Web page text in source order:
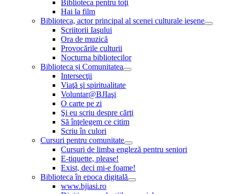
Biblioteca pentru toţi
Hai la film
Biblioteca, actor principal al scenei culturale ieşene
Scriitorii Iaşului
Ora de muzică
Provocările culturii
Nocturna bibliotecilor
Biblioteca și Comunitatea
Intersecţii
Viaţă şi spiritualitate
Voluntar@BJIaşi
O carte pe zi
Şi eu scriu despre cărţi
Să înţelegem ce citim
Scriu în culori
Cursuri pentru comunitate
Cursuri de limba engleză pentru seniori
E-tiquette, please!
Exist, deci mi-e foame!
Biblioteca în epoca digitală
www.bjiasi.ro